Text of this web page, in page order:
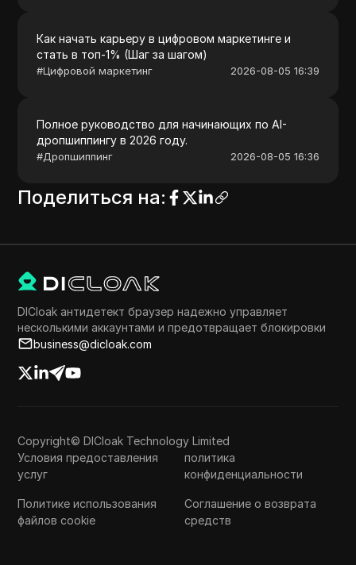
Как начать карьеру в цифровом маркетинге и
стать в топ-1% (Шаг за шагом)
#Цифровой маркетинг 2026-08-05 16:39
Полное руководство для начинающих по AI-
дропшиппингу в 2026 году.
#Дропшиппинг 2026-08-05 16:36
Поделиться на:
DICloak антидетект браузер надежно управляет
несколькими аккаунтами и предотвращает блокировки
business@dicloak.com
Copyright© DICloak Technology Limited
Условия предоставления
услуг
политика
конфиденциальности
Политике использования
файлов cookie
Соглашение о возврата
средств